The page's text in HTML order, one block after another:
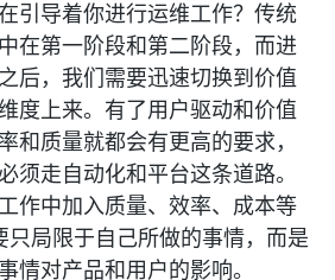
引导着你进行运维工作？传统
在第一阶段和第二阶段，而进
后，我们需要迅速切换到价值
度上来。有了用户驱动和价值
和质量就都会有更高的要求，
须走自动化和平台这条道路。
作中加入质量、效率、成本等
只局限于自己所做的事情，而是
情对产品和用户的影响。